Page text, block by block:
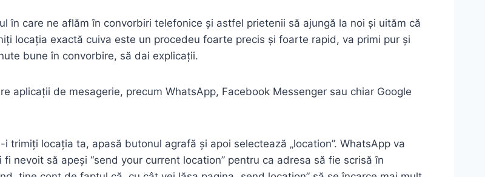
în care ne aflăm în convorbiri telefonice și astfel prietenii să ajungă la noi și uităm că
locația exactă cuiva este un procedeu foarte precis și foarte rapid, va primi pur și
bune în convorbire, să dai explicații.
aplicații de mesagerie, precum WhatsApp, Facebook Messenger sau chiar Google
locația ta, apasă butonul agrafă și apoi selectează „location”. WhatsApp va
nevoit să apeși “send your current location” pentru ca adresa să fie scrisă în